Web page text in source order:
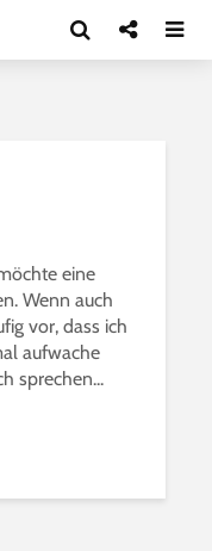
eine
Wenn auch
vor, dass ich
aufwache
sprechen...